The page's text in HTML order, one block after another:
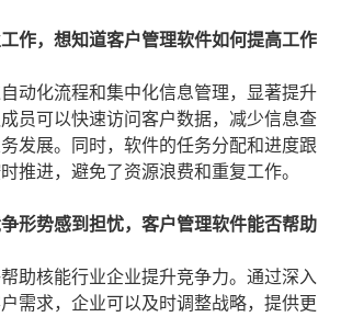
作，想知道客户管理软件如何提高工作
动化流程和集中化信息管理，显著提升
员可以快速访问客户数据，减少信息查
发展。同时，软件的任务分配和进度跟
推进，避免了资源浪费和重复工作。
形势感到担忧，客户管理软件能否帮助
助核能行业企业提升竞争力。通过深入
需求，企业可以及时调整战略，提供更